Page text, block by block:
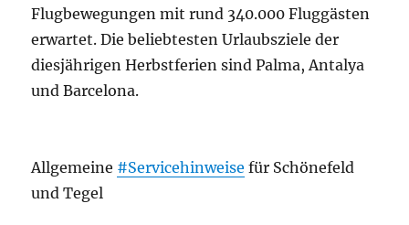
Flugbewegungen mit rund 340.000 Fluggästen
erwartet. Die beliebtesten Urlaubsziele der
diesjährigen Herbstferien sind Palma, Antalya
und Barcelona.
Allgemeine #Servicehinweise für Schönefeld
und Tegel